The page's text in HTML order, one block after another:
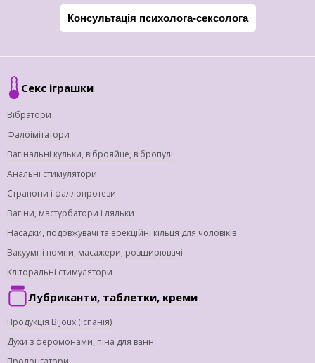
Консультація психолога-сексолога
Секс іграшки
Вібратори
Фалоімітатори
Вагінальні кульки, віброяйце, вібропулі
Анальні стимулятори
Страпони і фаллопротези
Вагіни, мастурбатори і ляльки
Насадки, подовжувачі та ерекційні кільця для чоловіків
Вакуумні помпи, масажери, розширювачі
Кліторальні стимулятори
Лубриканти, таблетки, креми
Продукція Bijoux (Іспанія)
Духи з феромонами, піна для ванн